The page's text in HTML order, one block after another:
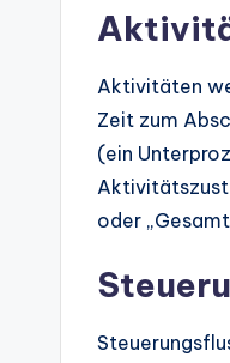
Aktivitäten
Zeit zum
(ein
oder